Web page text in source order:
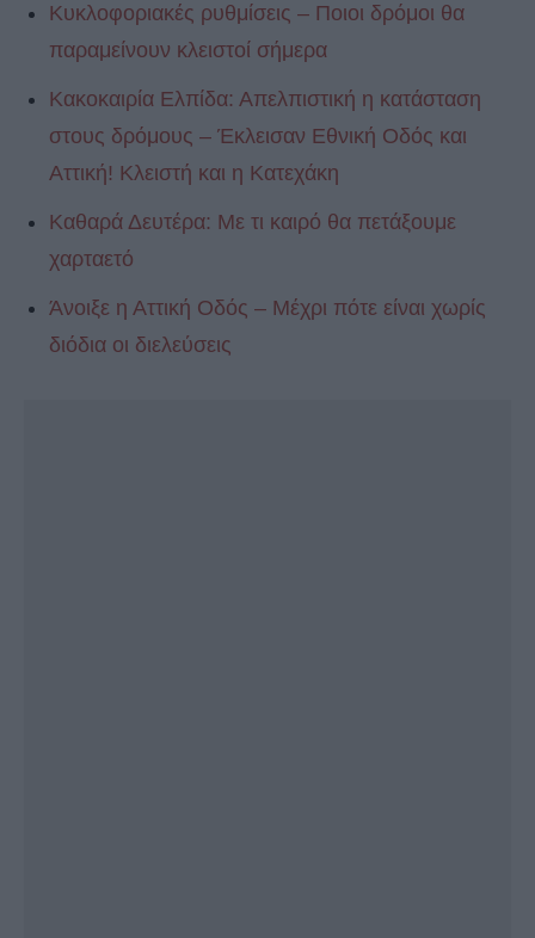
Κυκλοφοριακές ρυθμίσεις – Ποιοι δρόμοι θα
παραμείνουν κλειστοί σήμερα
Κακοκαιρία Ελπίδα: Απελπιστική η κατάσταση
στους δρόμους – Έκλεισαν Εθνική Οδός και
Αττική! Κλειστή και η Κατεχάκη
Καθαρά Δευτέρα: Με τι καιρό θα πετάξουμε
χαρταετό
Άνοιξε η Αττική Οδός – Μέχρι πότε είναι χωρίς
διόδια οι διελεύσεις